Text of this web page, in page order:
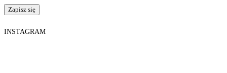
INSTAGRAM